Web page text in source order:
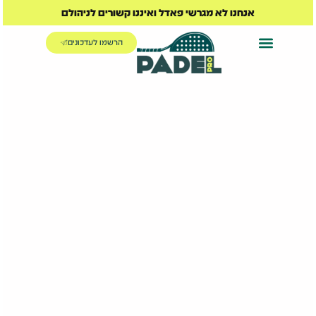
אנחנו לא מגרשי פאדל ואיננו קשורים לניהולם
הרשמו לעדכונים